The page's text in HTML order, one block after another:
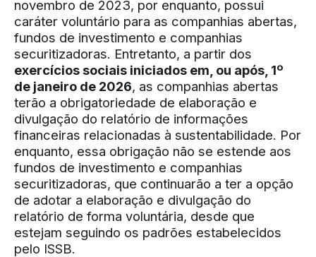
novembro de 2023, por enquanto, possui
caráter voluntário para as companhias abertas,
fundos de investimento e companhias
securitizadoras. Entretanto, a partir dos
exercícios sociais iniciados em, ou após, 1º
de janeiro de 2026, as companhias abertas
terão a obrigatoriedade de elaboração e
divulgação do relatório de informações
financeiras relacionadas à sustentabilidade. Por
enquanto, essa obrigação não se estende aos
fundos de investimento e companhias
securitizadoras, que continuarão a ter a opção
de adotar a elaboração e divulgação do
relatório de forma voluntária, desde que
estejam seguindo os padrões estabelecidos
pelo ISSB.